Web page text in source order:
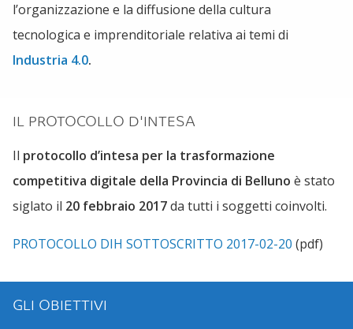
l’organizzazione e la diffusione della cultura
tecnologica e imprenditoriale relativa ai temi di
Industria 4.0.
IL PROTOCOLLO D'INTESA
Il protocollo d’intesa per la trasformazione
competitiva digitale della Provincia di Belluno è stato
siglato il 20 febbraio 2017da tutti i soggetti coinvolti.
PROTOCOLLO DIH SOTTOSCRITTO 2017-02-20 (pdf)
GLI OBIETTIVI